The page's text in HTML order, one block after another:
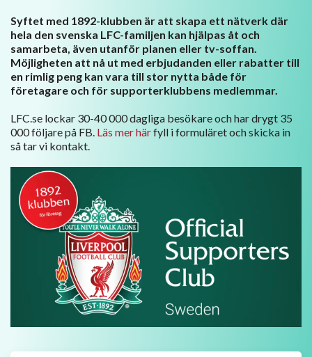
Syftet med 1892-klubben är att skapa ett nätverk där
hela den svenska LFC-familjen kan hjälpas åt och
samarbeta, även utanför planen eller tv-soffan.
Möjligheten att nå ut med erbjudanden eller rabatter till
en rimlig peng kan vara till stor nytta både för
företagare och för supporterklubbens medlemmar.
LFC.se lockar 30-40 000 dagliga besökare och har drygt 35
000 följare på FB. Läs mer härfyll i formuläret och skicka in
så tar vi kontakt.